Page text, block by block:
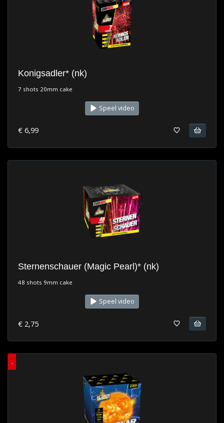
Konigsadler* (nk)
7 shots 20mm cake
Speel video
€ 6,99
Sternenschauer (Magic Pearl)* (nk)
48 shots 9mm cake
Speel video
€ 2,75
.